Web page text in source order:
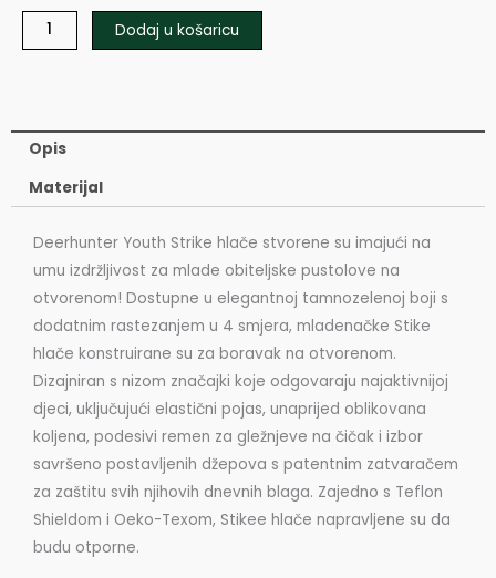
Dodaj u košaricu
Opis
Materijal
Deerhunter Youth Strike hlače stvorene su imajući na
umu izdržljivost za mlade obiteljske pustolove na
otvorenom! Dostupne u elegantnoj tamnozelenoj boji s
dodatnim rastezanjem u 4 smjera, mladenačke Stike
hlače konstruirane su za boravak na otvorenom.
Dizajniran s nizom značajki koje odgovaraju najaktivnijoj
djeci, uključujući elastični pojas, unaprijed oblikovana
koljena, podesivi remen za gležnjeve na čičak i izbor
savršeno postavljenih džepova s ​​patentnim zatvaračem
za zaštitu svih njihovih dnevnih blaga. Zajedno s Teflon
Shieldom i Oeko-Texom, Stikee hlače napravljene su da
budu otporne.